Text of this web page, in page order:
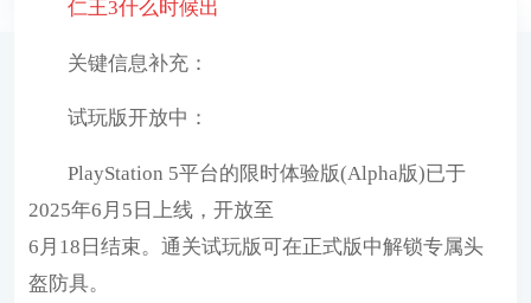
仁王3什么时候出
关键信息补充：
试玩版开放中：
PlayStation 5平台的限时体验版(Alpha版)已于
2025年6月5日上线，开放至
6月18日结束。通关试玩版可在正式版中解锁专属头
盔防具。